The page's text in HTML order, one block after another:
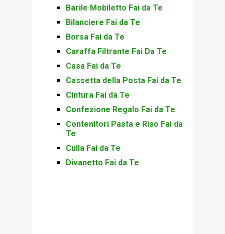
Barile Mobiletto Fai da Te
Bilanciere Fai da Te
Borsa Fai da Te
Caraffa Filtrante Fai Da Te
Casa Fai da Te
Cassetta della Posta Fai da Te
Cintura Fai da Te
Confezione Regalo Fai da Te
Contenitori Pasta e Riso Fai da
Te
Culla Fai da Te
Divanetto Fai da Te